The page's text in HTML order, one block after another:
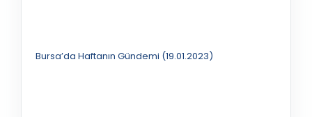
Bursa’da Haftanın Gündemi (19.01.2023)